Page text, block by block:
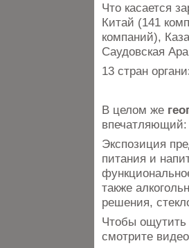
Что касается
Китай (141
компаний),
Саудовская
13 стран
В целом же
Экспозиция
питания и
также
решения,
Чтобы
смотрите